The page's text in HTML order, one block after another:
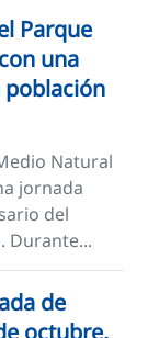
Parque
una
población
Natural
jornada
del
Durante...
de
octubre,